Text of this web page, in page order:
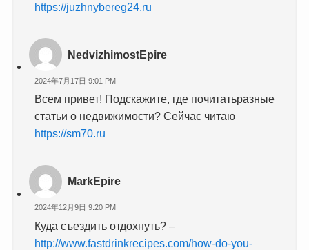
https://juzhnybereg24.ru
NedvizhimostEpire
2024年7月17日 9:01 PM
Всем привет! Подскажите, где почитатьразные
статьи о недвижимости? Сейчас читаю
https://sm70.ru
MarkEpire
2024年12月9日 9:20 PM
Куда съездить отдохнуть? –
http://www.fastdrinkrecipes.com/how-do-you-